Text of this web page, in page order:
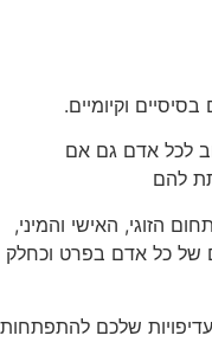
וקיומיים.
לכל אדם גם אם
להם
הזוגי, האישי והמיני,
של כל אדם בפרט וכחלק
שלכם להתפתחות